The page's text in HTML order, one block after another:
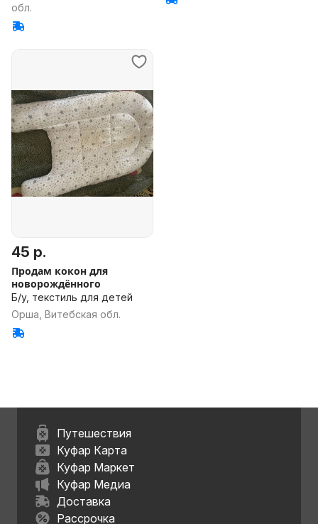
обл.
45 р.
Продам кокон для
новорождённого
Б/у, текстиль для детей
Орша, Витебская обл.
Путешествия
Куфар Карта
Куфар Маркет
Куфар Медиа
Доставка
Рассрочка